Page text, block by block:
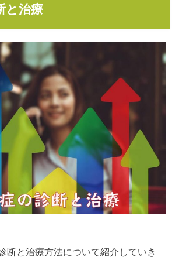
と治療
断と治療方法について紹介していき